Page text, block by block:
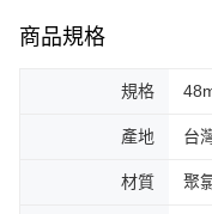
商品規格
規格
產地 台
材質 聚